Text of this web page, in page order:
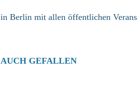
Berlin mit allen öffentlichen
GEFALLEN